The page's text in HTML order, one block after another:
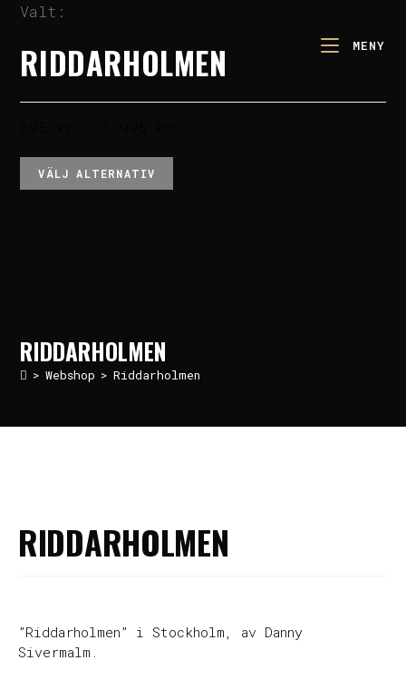
MENY
Valt:
RIDDARHOLMEN
VÄLJ ALTERNATIV
RIDDARHOLMEN
> Webshop > Riddarholmen
RIDDARHOLMEN
”Riddarholmen” i Stockholm, av Danny
Sivermalm.